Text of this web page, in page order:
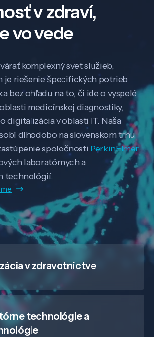
v zdraví,
vo vede
komplexný svet služieb,
je riešenie špecifických potrieb
bez ohľadu na to, či ide o vyspelé
medicínskej diagnostiky,
digitalizácia v oblasti IT. Naša
dlhodobo na slovenskom trhu
spoločnosti PerkinElmer
laboratórnych a
technológií.
v zdravotníctve
technológie a